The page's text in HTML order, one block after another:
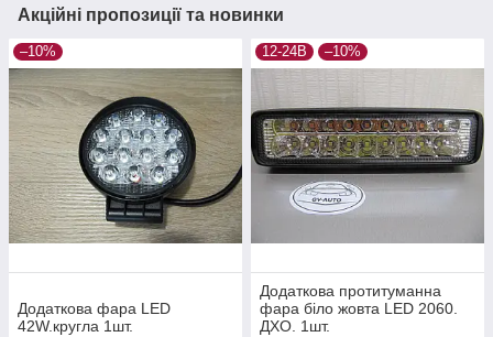
Акційні пропозиції та новинки
–10%
Додаткова фара LED
42W.кругла 1шт.
12-24В –10%
Додаткова протитуманна
фара біло жовта LED 2060.
ДХО. 1шт.